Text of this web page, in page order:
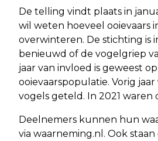
De telling vindt plaats in
wil weten hoeveel ooievaars
overwinteren. De stichting is
benieuwd of de vogelgriep
jaar van invloed is geweest
ooievaarspopulatie. Vorig
vogels geteld. In 2021 waren
Deelnemers kunnen hun
via waarneming.nl. Ook staan